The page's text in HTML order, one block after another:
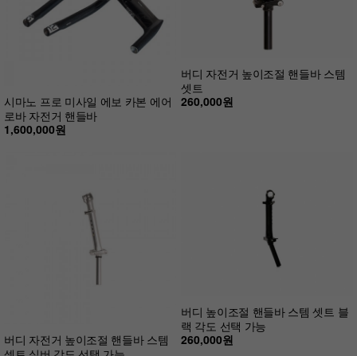
시마노 프로 미사일 에보 카본 에어
로바 자전거 핸들바
1,600,000원
버디 자전거 높이조절 핸들바 스템
셋트
260,000원
버디 자전거 높이조절 핸들바 스템
버디 높이조절 핸들바 스템 셋트 블
랙 각도 선택 가능
260,000원